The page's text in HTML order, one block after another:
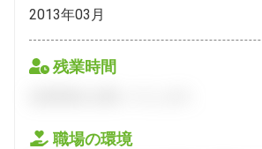
2013年03月
残業時間
職場の環境